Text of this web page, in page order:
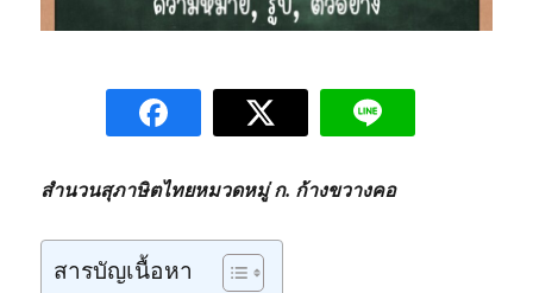
สำนวนสุภาษิตไทยหมวดหมู่ ก. ก้างขวางคอ
สารบัญเนื้อหา